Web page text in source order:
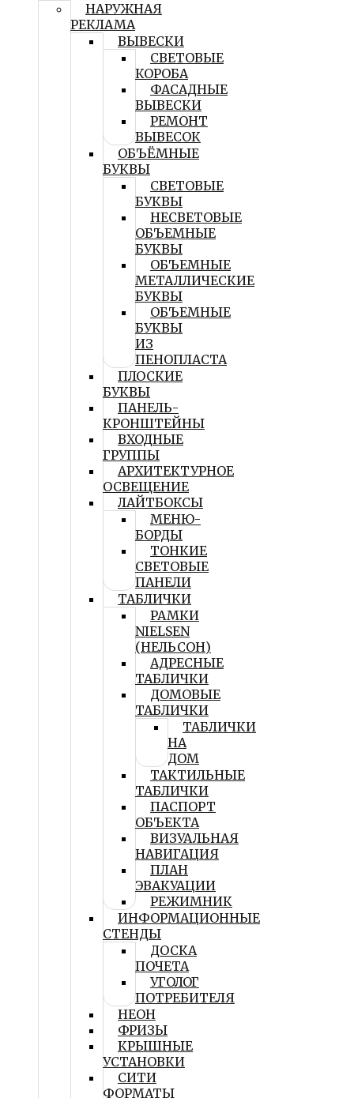
НАРУЖНАЯ
РЕКЛАМА
ВЫВЕСКИ
СВЕТОВЫЕ
КОРОБА
ФАСАДНЫЕ
ВЫВЕСКИ
РЕМОНТ
ВЫВЕСОК
ОБЪЁМНЫЕ
БУКВЫ
СВЕТОВЫЕ
БУКВЫ
НЕСВЕТОВЫЕ
ОБЪЕМНЫЕ
БУКВЫ
ОБЪЕМНЫЕ
МЕТАЛЛИЧЕСКИЕ
БУКВЫ
ОБЪЕМНЫЕ
БУКВЫ
ИЗ
ПЕНОПЛАСТА
ПЛОСКИЕ
БУКВЫ
ПАНЕЛЬ-
КРОНШТЕЙНЫ
ВХОДНЫЕ
ГРУППЫ
АРХИТЕКТУРНОЕ
ОСВЕЩЕНИЕ
ЛАЙТБОКСЫ
МЕНЮ-
БОРДЫ
ТОНКИЕ
СВЕТОВЫЕ
ПАНЕЛИ
ТАБЛИЧКИ
РАМКИ
NIELSEN
(НЕЛЬСОН)
АДРЕСНЫЕ
ТАБЛИЧКИ
ДОМОВЫЕ
ТАБЛИЧКИ
ТАБЛИЧКИ
НА
ДОМ
ТАКТИЛЬНЫЕ
ТАБЛИЧКИ
ПАСПОРТ
ОБЪЕКТА
ВИЗУАЛЬНАЯ
НАВИГАЦИЯ
ПЛАН
ЭВАКУАЦИИ
РЕЖИМНИК
ИНФОРМАЦИОННЫЕ
СТЕНДЫ
ДОСКА
ПОЧЕТА
УГОЛОГ
ПОТРЕБИТЕЛЯ
НЕОН
ФРИЗЫ
КРЫШНЫЕ
УСТАНОВКИ
СИТИ
ФОРМАТЫ